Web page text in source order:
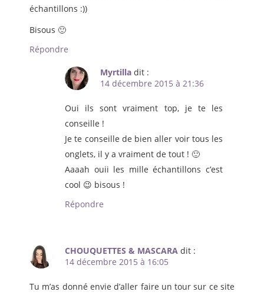
échantillons :))
Bisous 🙂
Répondre
Myrtilla dit :
14 décembre 2015 à 21:36
Oui ils sont vraiment top, je te les
conseille !
Je te conseille de bien aller voir tous les
onglets, il y a vraiment de tout ! 🙂
Aaaah ouii les mille échantillons c’est
cool 😉 bisous !
Répondre
CHOUQUETTES & MASCARA dit :
14 décembre 2015 à 16:05
Tu m’as donné envie d’aller faire un tour sur ce site